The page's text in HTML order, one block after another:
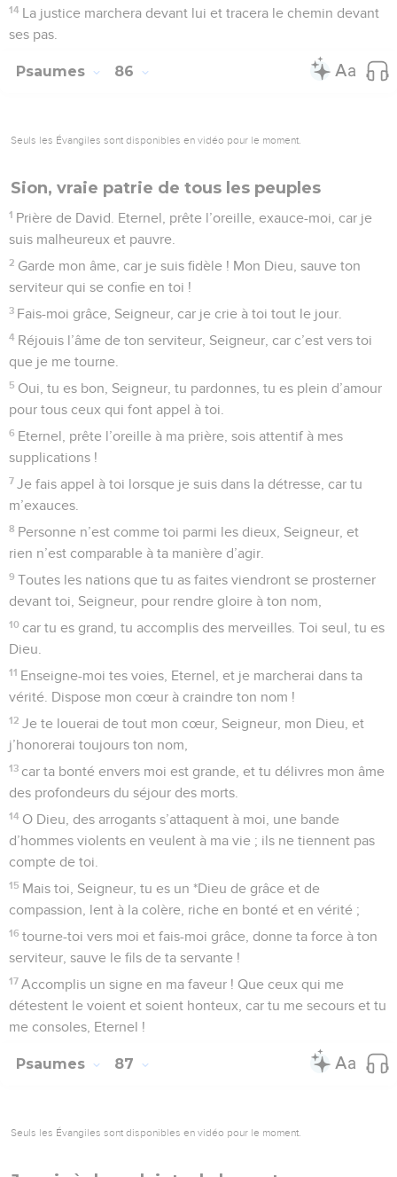
14 La justice marchera devant lui et tracera le chemin devant
ses pas.
Psaumes 86
Seuls les Évangiles sont disponibles en vidéo pour le moment.
Sion, vraie patrie de tous les peuples
1 Prière de David. Eternel, prête l’oreille, exauce-moi, car je
suis malheureux et pauvre.
2 Garde mon âme, car je suis fidèle ! Mon Dieu, sauve ton
serviteur qui se confie en toi !
3 Fais-moi grâce, Seigneur, car je crie à toi tout le jour.
4 Réjouis l’âme de ton serviteur, Seigneur, car c’est vers toi
que je me tourne.
5 Oui, tu es bon, Seigneur, tu pardonnes, tu es plein d’amour
pour tous ceux qui font appel à toi.
6 Eternel, prête l’oreille à ma prière, sois attentif à mes
supplications !
7 Je fais appel à toi lorsque je suis dans la détresse, car tu
m’exauces.
8 Personne n’est comme toi parmi les dieux, Seigneur, et
rien n’est comparable à ta manière d’agir.
9 Toutes les nations que tu as faites viendront se prosterner
devant toi, Seigneur, pour rendre gloire à ton nom,
10 car tu es grand, tu accomplis des merveilles. Toi seul, tu es
Dieu.
11 Enseigne-moi tes voies, Eternel, et je marcherai dans ta
vérité. Dispose mon cœur à craindre ton nom !
12 Je te louerai de tout mon cœur, Seigneur, mon Dieu, et
j’honorerai toujours ton nom,
13 car ta bonté envers moi est grande, et tu délivres mon âme
des profondeurs du séjour des morts.
14 O Dieu, des arrogants s’attaquent à moi, une bande
d’hommes violents en veulent à ma vie ; ils ne tiennent pas
compte de toi.
15 Mais toi, Seigneur, tu es un *Dieu de grâce et de
compassion, lent à la colère, riche en bonté et en vérité ;
16 tourne-toi vers moi et fais-moi grâce, donne ta force à ton
serviteur, sauve le fils de ta servante !
17 Accomplis un signe en ma faveur ! Que ceux qui me
détestent le voient et soient honteux, car tu me secours et tu
me consoles, Eternel !
Psaumes 87
Seuls les Évangiles sont disponibles en vidéo pour le moment.